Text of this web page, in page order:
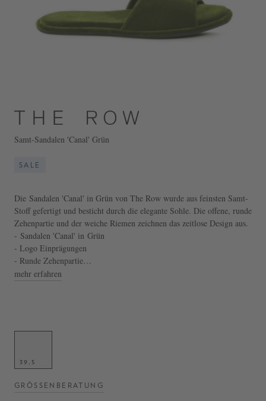
Samt-Sandalen 'Canal' Grün
SALE
Die Sandalen 'Canal' in Grün von The Row wurde aus feinsten Samt-
Stoff gefertigt und besticht durch die elegante Sohle. Die offene, runde
Zehenpartie und der weiche Riemen zeichnen das zeitlose Design aus.
- Sandalen 'Canal' in Grün
- Logo Einprägungen
- Runde Zehenpartie
- Elegante Sohle
mehr erfahren
39,5
GRÖSSENBERATUNG